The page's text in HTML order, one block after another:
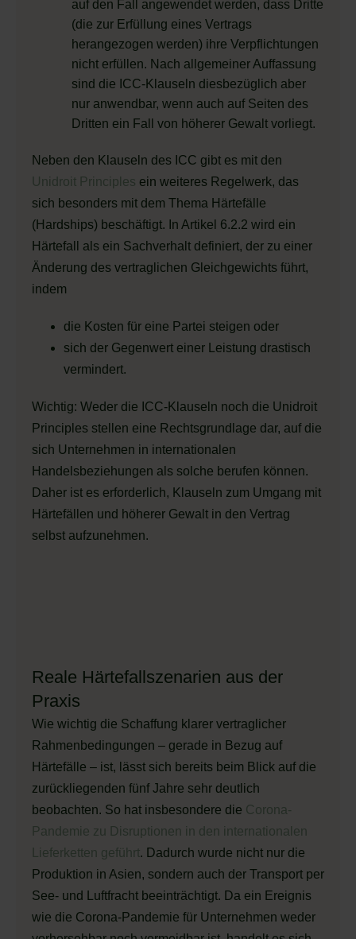
auf den Fall angewendet werden, dass Dritte
(die zur Erfüllung eines Vertrags
herangezogen werden) ihre Verpflichtungen
nicht erfüllen. Nach allgemeiner Auffassung
sind die ICC-Klauseln diesbezüglich aber
nur anwendbar, wenn auch auf Seiten des
Dritten ein Fall von höherer Gewalt vorliegt.
Neben den Klauseln des ICC gibt es mit den
Unidroit Principles ein weiteres Regelwerk, das
sich besonders mit dem Thema Härtefälle
(Hardships) beschäftigt. In Artikel 6.2.2 wird ein
Härtefall als ein Sachverhalt definiert, der zu einer
Änderung des vertraglichen Gleichgewichts führt,
indem
die Kosten für eine Partei steigen oder
sich der Gegenwert einer Leistung drastisch
vermindert.
Wichtig: Weder die ICC-Klauseln noch die Unidroit
Principles stellen eine Rechtsgrundlage dar, auf die
sich Unternehmen in internationalen
Handelsbeziehungen als solche berufen können.
Daher ist es erforderlich, Klauseln zum Umgang mit
Härtefällen und höherer Gewalt in den Vertrag
selbst aufzunehmen.
Reale Härtefallszenarien aus der
Praxis
Wie wichtig die Schaffung klarer vertraglicher
Rahmenbedingungen – gerade in Bezug auf
Härtefälle – ist, lässt sich bereits beim Blick auf die
zurückliegenden fünf Jahre sehr deutlich
beobachten. So hat insbesondere die Corona-
Pandemie zu Disruptionen in den internationalen
Lieferketten geführt. Dadurch wurde nicht nur die
Produktion in Asien, sondern auch der Transport per
See- und Luftfracht beeinträchtigt. Da ein Ereignis
wie die Corona-Pandemie für Unternehmen weder